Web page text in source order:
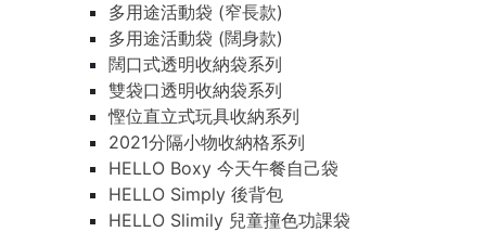
多用途活動袋 (窄長款)
多用途活動袋 (闊身款)
闊口式透明收納袋系列
雙袋口透明收納袋系列
慳位直立式玩具收納系列
2021分隔小物收納格系列
HELLO Boxy 今天午餐自己袋
HELLO Simply 後背包
HELLO Slimily 兒童撞色功課袋